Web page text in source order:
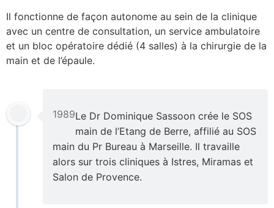
Il fonctionne de façon autonome au sein de la clinique
avec un centre de consultation, un service ambulatoire
et un bloc opératoire dédié (4 salles) à la chirurgie de la
main et de l’épaule.
1989Le Dr Dominique Sassoon crée le SOS
main de l’Etang de Berre, affilié au SOS
main du Pr Bureau à Marseille. Il travaille
alors sur trois cliniques à Istres, Miramas et
Salon de Provence.